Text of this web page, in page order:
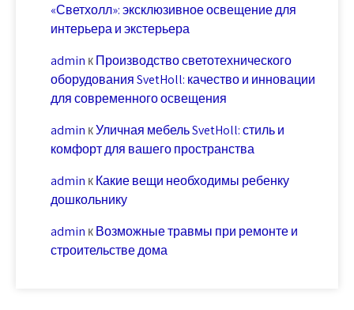
«Светхолл»: эксклюзивное освещение для
интерьера и экстерьера
admin кПроизводство светотехнического
оборудования SvetHoll: качество и инновации
для современного освещения
admin кУличная мебель SvetHoll: стиль и
комфорт для вашего пространства
admin кКакие вещи необходимы ребенку
дошкольнику
admin кВозможные травмы при ремонте и
строительстве дома